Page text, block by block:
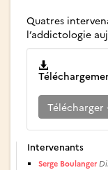
Quatres
l’addictologie
Télécharger
Intervenants
Serge Boulanger